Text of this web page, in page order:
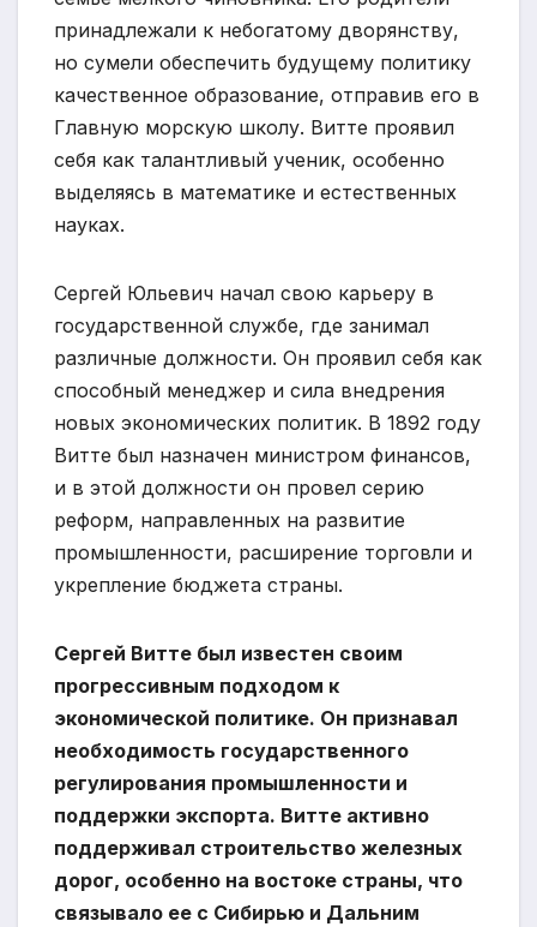
принадлежали к небогатому дворянству,
но сумели обеспечить будущему политику
качественное образование, отправив его в
Главную морскую школу. Витте проявил
себя как талантливый ученик, особенно
выделяясь в математике и естественных
науках.
Сергей Юльевич начал свою карьеру в
государственной службе, где занимал
различные должности. Он проявил себя как
способный менеджер и сила внедрения
новых экономических политик. В 1892 году
Витте был назначен министром финансов,
и в этой должности он провел серию
реформ, направленных на развитие
промышленности, расширение торговли и
укрепление бюджета страны.
Сергей Витте был известен своим
прогрессивным подходом к
экономической политике. Он признавал
необходимость государственного
регулирования промышленности и
поддержки экспорта. Витте активно
поддерживал строительство железных
дорог, особенно на востоке страны, что
связывало ее с Сибирью и Дальним